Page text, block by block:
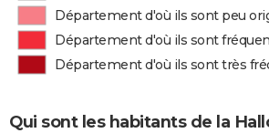
Département d'où ils sont peu
Département d'où ils sont
Département d'où ils sont très
Qui sont les habitants de la